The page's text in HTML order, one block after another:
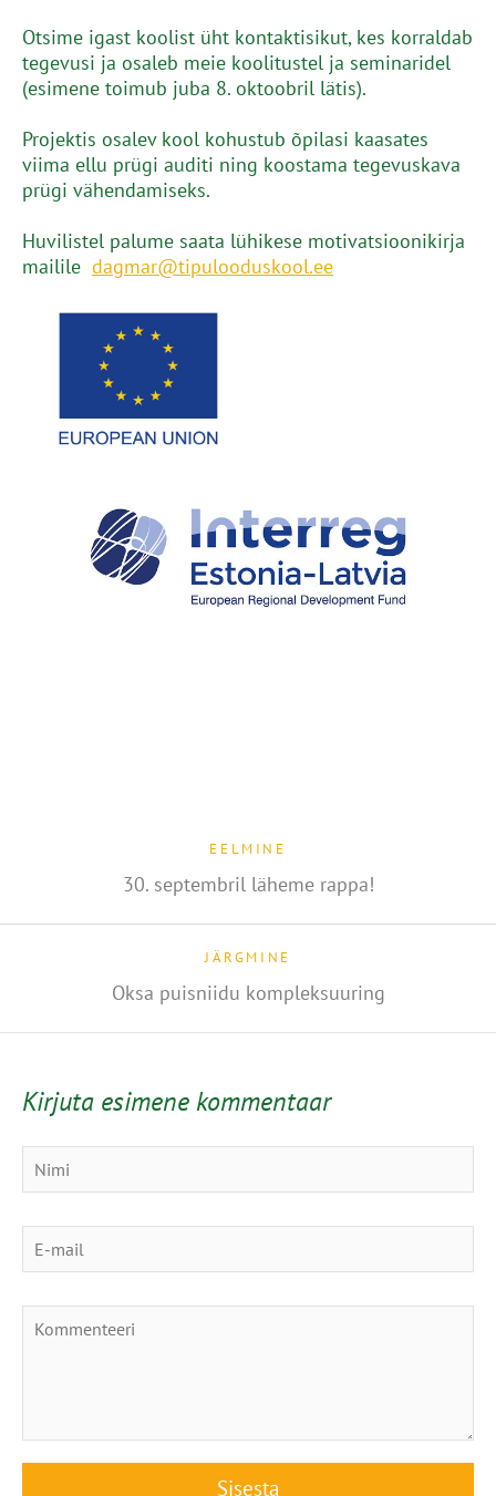
Otsime igast koolist üht kontaktisikut, kes korraldab
tegevusi ja osaleb meie koolitustel ja seminaridel
(esimene toimub juba 8. oktoobril lätis).
Projektis osalev kool kohustub õpilasi kaasates
viima ellu prügi auditi ning koostama tegevuskava
prügi vähendamiseks.
Huvilistel palume saata lühikese motivatsioonikirja
mailile dagmar@tipulooduskool.ee
EELMINE
30. septembril läheme rappa!
JÄRGMINE
Oksa puisniidu kompleksuuring
Kirjuta esimene kommentaar